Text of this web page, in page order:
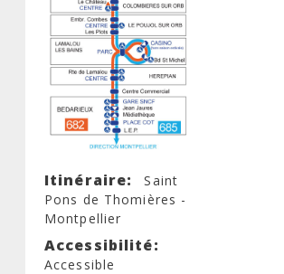
Itinéraire
Saint
Pons de Thomières -
Montpellier
Accessibilité
Accessible